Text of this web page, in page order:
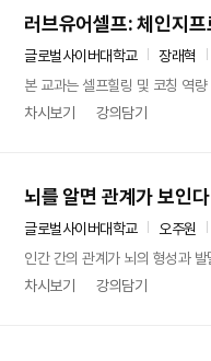
러브유어셀프: 체인지
글로벌사이버대학교
장래혁
본 교과는 셀프힐링 및 코칭 역
차시보기
강의담기
뇌를 알면 관계가 보인다
글로벌사이버대학교
오주원
인간 간의 관계가 뇌의 형성과
차시보기
강의담기